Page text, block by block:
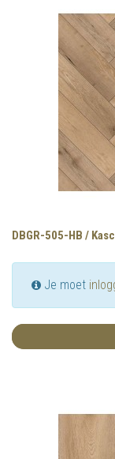
DBGR-505-HB /
Je moet